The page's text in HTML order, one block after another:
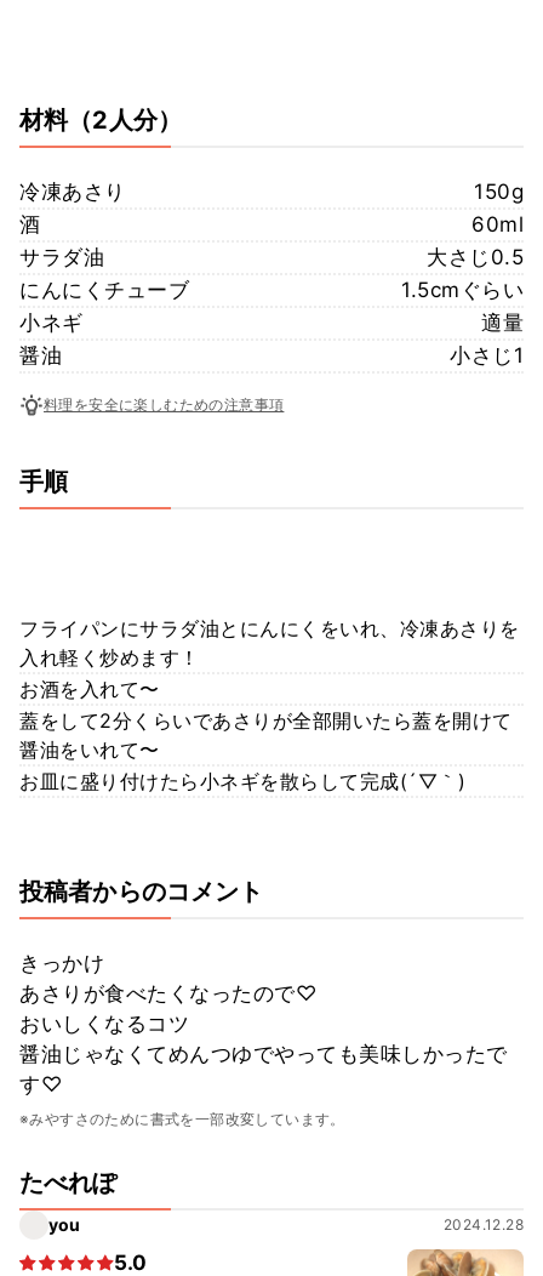
材料（2人分）
冷凍あさり
150g
酒
60ml
サラダ油
大さじ0.5
にんにくチューブ
1.5cmぐらい
小ネギ
適量
醤油
小さじ1
料理を安全に楽しむための注意事項
手順
フライパンにサラダ油とにんにくをいれ、冷凍あさりを
入れ軽く炒めます！
お酒を入れて〜
蓋をして2分くらいであさりが全部開いたら蓋を開けて
醤油をいれて〜
お皿に盛り付けたら小ネギを散らして完成(´▽｀)
投稿者からのコメント
きっかけ
あさりが食べたくなったので♡
おいしくなるコツ
醤油じゃなくてめんつゆでやっても美味しかったで
す♡
※みやすさのために書式を一部改変しています。
たべれぽ
you 2024.12.28
5.0